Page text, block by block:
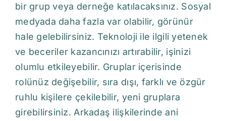
bir grup veya derneğe katılacaksınız. Sosyal
medyada daha fazla var olabilir, görünür
hale gelebilirsiniz. Teknoloji ile ilgili yetenek
ve beceriler kazancınızı artırabilir, işinizi
olumlu etkileyebilir. Gruplar içerisinde
rolünüz değişebilir, sıra dışı, farklı ve özgür
ruhlu kişilere çekilebilir, yeni gruplara
girebilirsiniz. Arkadaş ilişkilerinde ani